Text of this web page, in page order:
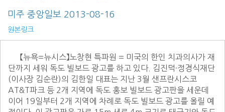
미주 중앙일보 2013-08-16
원본링크
단까지 세워 독도 빌보드 광고를 하고 있다. 김진덕·정경식재단
(이사장 김순란)의 김한일 대표는 지난 3월 샌프란시스코
AT&T파크 등 2개 지역에 독도 홍보 빌보드 광고판을 세운데
이어 19일부터 2개 지역에 차례로 독도 빌보드 광고를 올릴 예